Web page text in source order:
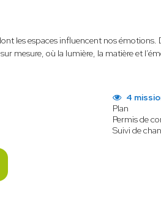
les espaces influencent nos émotions.
mesure, où la lumière, la matière et
4
Plan
Permis de
Suivi de